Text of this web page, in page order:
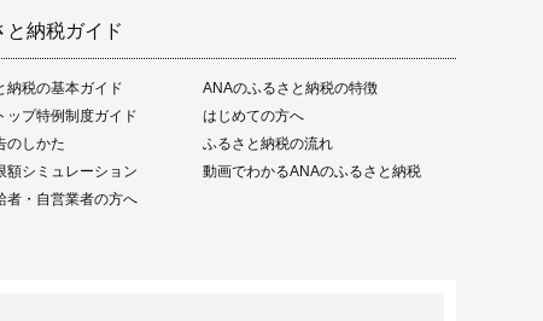
と納税ガイド
納税の基本ガイド
ANAのふるさと納税の特徴
ップ特例制度ガイド
はじめての方へ
のしかた
ふるさと納税の流れ
額シミュレーション
動画でわかるANAのふるさと納税
者・自営業者の方へ